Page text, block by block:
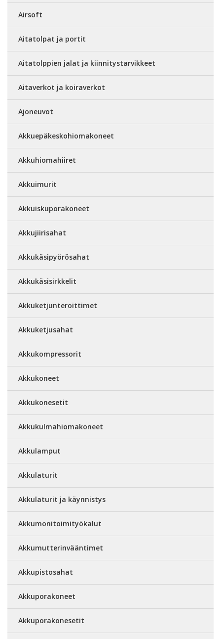
Airsoft
Aitatolpat ja portit
Aitatolppien jalat ja kiinnitystarvikkeet
Aitaverkot ja koiraverkot
Ajoneuvot
Akkuepäkeskohiomakoneet
Akkuhiomahiiret
Akkuimurit
Akkuiskuporakoneet
Akkujiirisahat
Akkukäsipyörösahat
Akkukäsisirkkelit
Akkuketjunteroittimet
Akkuketjusahat
Akkukompressorit
Akkukoneet
Akkukonesetit
Akkukulmahiomakoneet
Akkulamput
Akkulaturit
Akkulaturit ja käynnistys
Akkumonitoimityökalut
Akkumutterinvääntimet
Akkupistosahat
Akkuporakoneet
Akkuporakonesetit